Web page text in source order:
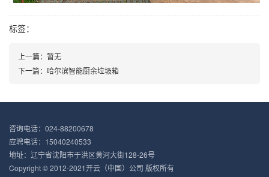
标签：
上一篇：暂无
下一篇：哈尔滨智能厨余垃圾箱
咨询电话：024-88200678
应聘电话：15040240533
地址：辽宁省沈阳市于洪区黄河大街128-26号
Copyright © 2012-2021开云（中国）公司 版权所有